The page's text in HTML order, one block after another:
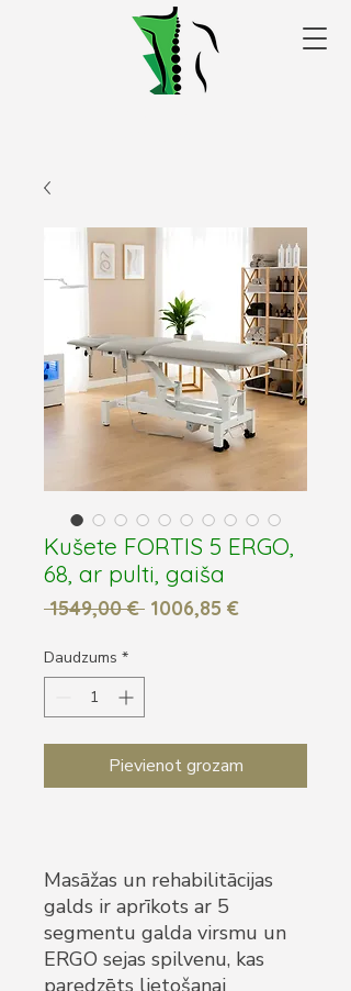
Kušete FORTIS 5 ERGO,
68, ar pulti, gaiša
1549,00 € Parastā
1006,85 €
Daudzums *
Pievienot grozam
Masāžas un rehabilitācijas
galds ir aprīkots ar 5
segmentu galda virsmu un
ERGO sejas spilvenu, kas
paredzēts lietošanai